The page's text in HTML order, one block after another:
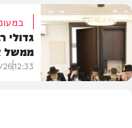
גדולי
ממשל
12:33